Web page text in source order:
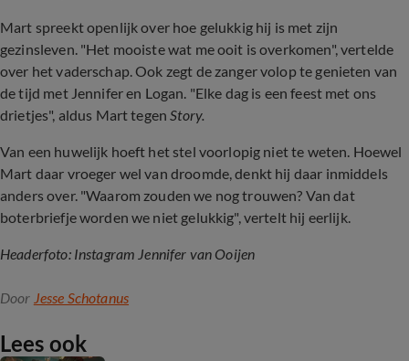
Mart spreekt openlijk over hoe gelukkig hij is met zijn
gezinsleven. "Het mooiste wat me ooit is overkomen", vertelde
over het vaderschap. Ook zegt de zanger volop te genieten van
de tijd met Jennifer en Logan. "Elke dag is een feest met ons
drietjes", aldus Mart tegenStory.
Van een huwelijk hoeft het stel voorlopig niet te weten. Hoewel
Mart daar vroeger wel van droomde, denkt hij daar inmiddels
anders over. "Waarom zouden we nog trouwen? Van dat
boterbriefje worden we niet gelukkig", vertelt hij eerlijk.
Headerfoto: Instagram Jennifer van Ooijen
Door Jesse Schotanus
Lees ook